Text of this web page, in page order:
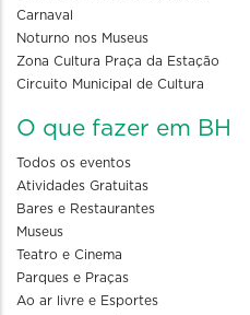
Carnaval
Noturno nos Museus
Zona Cultura Praça da Estação
Circuito Municipal de Cultura
O que fazer em BH
Todos os eventos
Atividades Gratuitas
Bares e Restaurantes
Museus
Teatro e Cinema
Parques e Praças
Ao ar livre e Esportes